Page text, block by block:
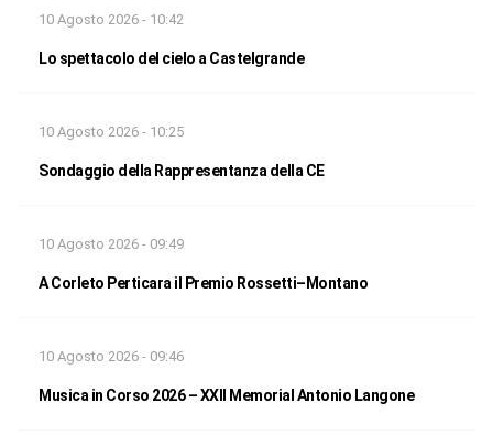
10 Agosto 2026 - 10:42
Lo spettacolo del cielo a Castelgrande
10 Agosto 2026 - 10:25
Sondaggio della Rappresentanza della CE
10 Agosto 2026 - 09:49
A Corleto Perticara il Premio Rossetti–Montano
10 Agosto 2026 - 09:46
Musica in Corso 2026 – XXII Memorial Antonio Langone